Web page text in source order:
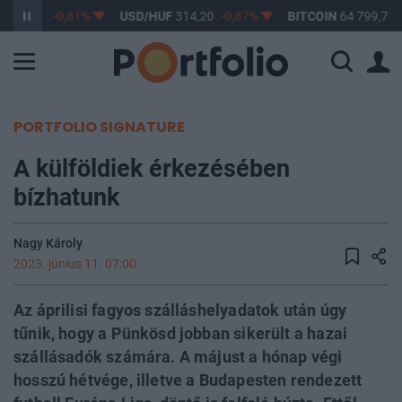
363,17 -0,61% USD/HUF314,20 -0,87% BITCOIN64 799,76
PORTFOLIO SIGNATURE
A külföldiek érkezésében
bízhatunk
Nagy Károly
2023. június 11. 07:00
Az áprilisi fagyos szálláshelyadatok után úgy
tűnik, hogy a Pünkösd jobban sikerült a hazai
szállásadók számára. A májust a hónap végi
hosszú hétvége, illetve a Budapesten rendezett